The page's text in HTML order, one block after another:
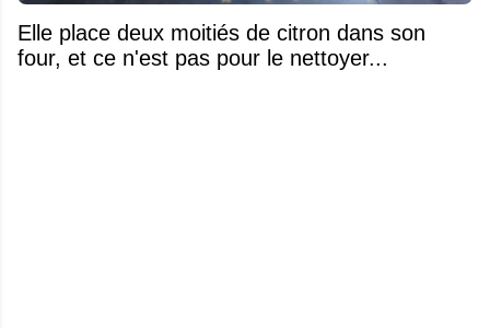
Elle place deux moitiés de citron dans son
four, et ce n'est pas pour le nettoyer...